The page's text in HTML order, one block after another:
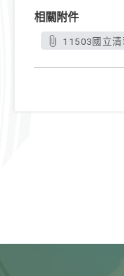
相關附件
11503國立